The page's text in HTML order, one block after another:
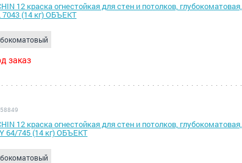
12 краска огнестойкая для стен и потолков, глубокоматовая,
7043 (14 кг) ОБЪЕКТ
заказ
12 краска огнестойкая для стен и потолков, глубокоматовая,
64/745 (14 кг) ОБЪЕКТ